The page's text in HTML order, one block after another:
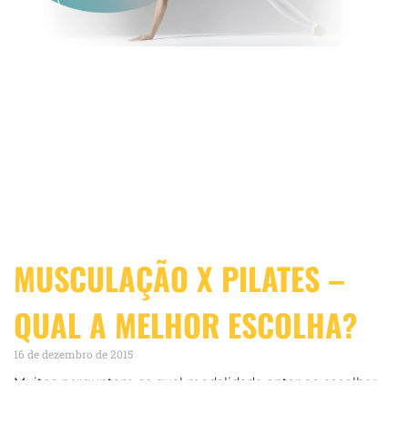
MUSCULAÇÃO X PILATES –
QUAL A MELHOR ESCOLHA?
16 de dezembro de 2015
Muitos perguntam-se qual modalidade optar ao escolher